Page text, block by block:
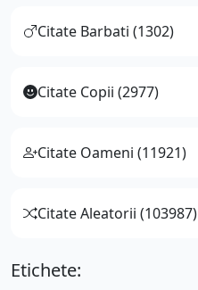
Citate Barbati (1302)
Citate Copii (2977)
Citate Oameni (11921)
Citate Aleatorii (103987)
Etichete: